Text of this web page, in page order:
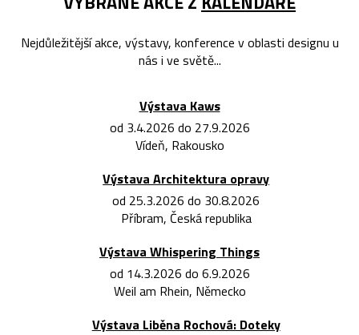
Nejdůležitější akce, výstavy, konference v oblasti designu u
nás i ve světě...
Výstava Kaws
od 3.4.2026 do 27.9.2026
Vídeň, Rakousko
Výstava Architektura opravy
od 25.3.2026 do 30.8.2026
Příbram, Česká republika
Výstava Whispering Things
od 14.3.2026 do 6.9.2026
Weil am Rhein, Německo
Výstava Liběna Rochová: Doteky